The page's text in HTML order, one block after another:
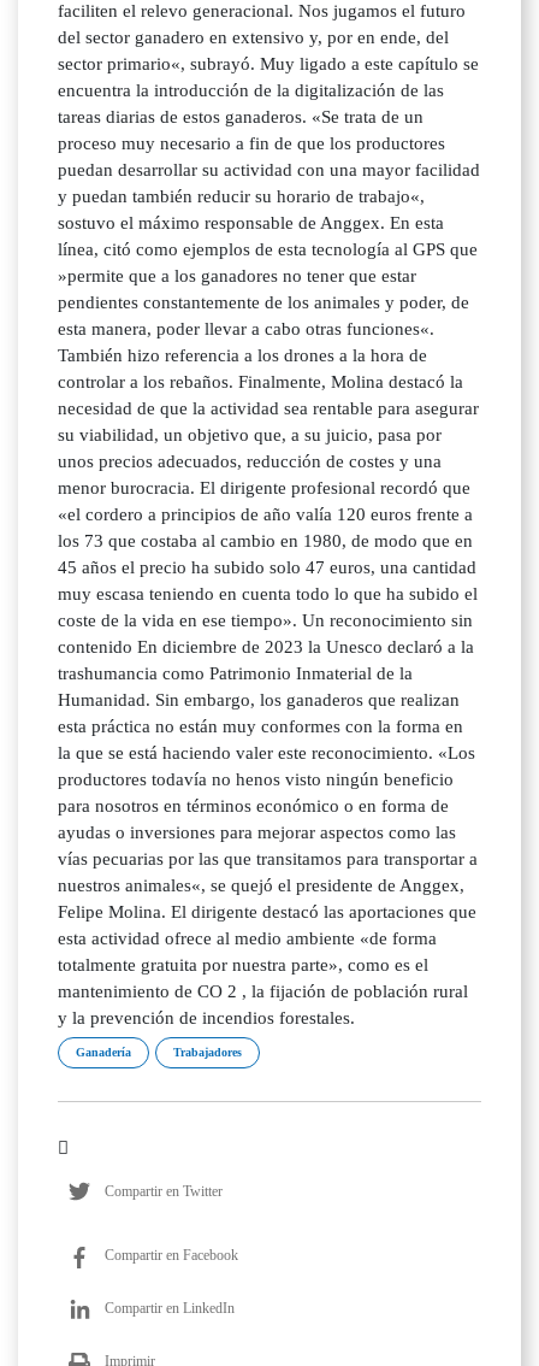
faciliten el relevo generacional. Nos jugamos el futuro
del sector ganadero en extensivo y, por en ende, del
sector primario«, subrayó. Muy ligado a este capítulo se
encuentra la introducción de la digitalización de las
tareas diarias de estos ganaderos. «Se trata de un
proceso muy necesario a fin de que los productores
puedan desarrollar su actividad con una mayor facilidad
y puedan también reducir su horario de trabajo«,
sostuvo el máximo responsable de Anggex. En esta
línea, citó como ejemplos de esta tecnología al GPS que
»permite que a los ganadores no tener que estar
pendientes constantemente de los animales y poder, de
esta manera, poder llevar a cabo otras funciones«.
También hizo referencia a los drones a la hora de
controlar a los rebaños. Finalmente, Molina destacó la
necesidad de que la actividad sea rentable para asegurar
su viabilidad, un objetivo que, a su juicio, pasa por
unos precios adecuados, reducción de costes y una
menor burocracia. El dirigente profesional recordó que
«el cordero a principios de año valía 120 euros frente a
los 73 que costaba al cambio en 1980, de modo que en
45 años el precio ha subido solo 47 euros, una cantidad
muy escasa teniendo en cuenta todo lo que ha subido el
coste de la vida en ese tiempo». Un reconocimiento sin
contenido En diciembre de 2023 la Unesco declaró a la
trashumancia como Patrimonio Inmaterial de la
Humanidad. Sin embargo, los ganaderos que realizan
esta práctica no están muy conformes con la forma en
la que se está haciendo valer este reconocimiento. «Los
productores todavía no henos visto ningún beneficio
para nosotros en términos económico o en forma de
ayudas o inversiones para mejorar aspectos como las
vías pecuarias por las que transitamos para transportar a
nuestros animales«, se quejó el presidente de Anggex,
Felipe Molina. El dirigente destacó las aportaciones que
esta actividad ofrece al medio ambiente «de forma
totalmente gratuita por nuestra parte», como es el
mantenimiento de CO 2 , la fijación de población rural
y la prevención de incendios forestales.
Ganadería Trabajadores
Compartir en Twitter
Compartir en Facebook
Compartir en LinkedIn
Imprimir